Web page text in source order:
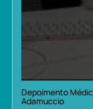
Depoimento
Adamuccio